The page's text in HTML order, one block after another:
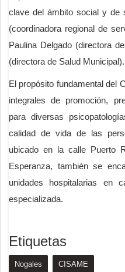
clave del ámbito social y de
(coordinadora regional de
Paulina Delgado (directora
(directora de Salud Municipal).
El propósito fundamental del
integrales de promoción,
para diversas
calidad de vida de las
ubicado en la calle Puerto
Esperanza, también se
unidades hospitalarias en
especializada.
Etiquetas
Nogales CISAME